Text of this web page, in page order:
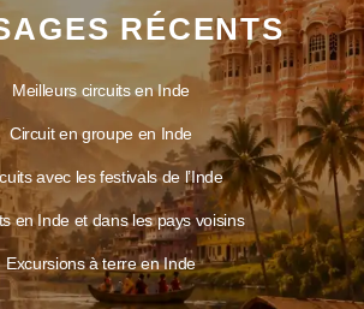
RÉCENTS
Meilleurs circuits en Inde
Circuit en groupe en Inde
avec les festivals de l’Inde
en Inde et dans les pays voisins
Excursions à terre en Inde